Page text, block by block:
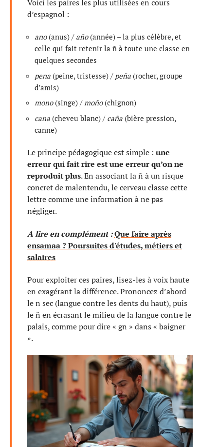
Voici les paires les plus utilisées en cours
d’espagnol :
ano(anus) / año(année) – la plus célèbre, et
celle qui fait retenir la ñ à toute une classe en
quelques secondes
pena (peine, tristesse) / peña (rocher, groupe
d’amis)
mono(singe) /moño(chignon)
cana (cheveu blanc) / caña (bière pression,
canne)
Le principe pédagogique est simple : une
erreur qui fait rire est une erreur qu’on ne
reproduit plus. En associant la ñ à un risque
concret de malentendu, le cerveau classe cette
lettre comme une information à ne pas
négliger.
A lire en complément :Que faire après
ensamaa ? Poursuites d'études, métiers et
salaires
Pour exploiter ces paires, lisez-les à voix haute
en exagérant la différence. Prononcez d’abord
le n sec (langue contre les dents du haut), puis
le ñ en écrasant le milieu de la langue contre le
palais, comme pour dire « gn » dans « baigner
».